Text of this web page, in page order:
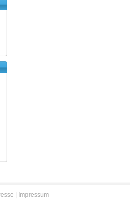
Impressum